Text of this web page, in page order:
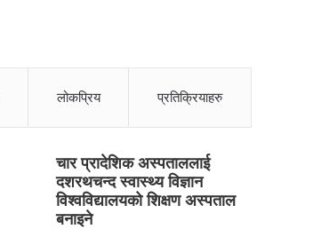
लोकप्रिय प्रतिक्रियाहरु
चार प्रादेशिक अस्पताललाई
दशरथचन्द स्वास्थ्य विज्ञान
विश्वविद्यालयको शिक्षण अस्पताल
बनाइने